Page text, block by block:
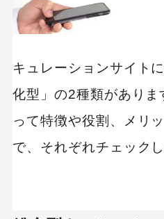
キーワードから記事
キュレーションサイト
化型」の2種類がありま
って特徴や役割、メリ
で、それぞれチェック